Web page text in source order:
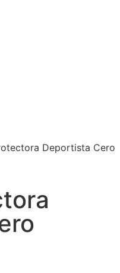
Deportista Cero